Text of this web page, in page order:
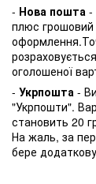
- Нова пошта -
плюс грошовий
оголошеної
- Укрпошта -
"Укрпошти".
становить 20
На жаль, за
бере